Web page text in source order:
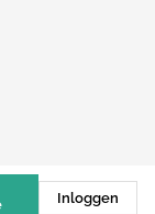
Inloggen